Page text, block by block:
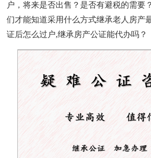
户，将来是否出售？是否有避税的需要
们才能知道采用什么方式继承老人房产
证后怎么过户,继承房产公证能代办吗？